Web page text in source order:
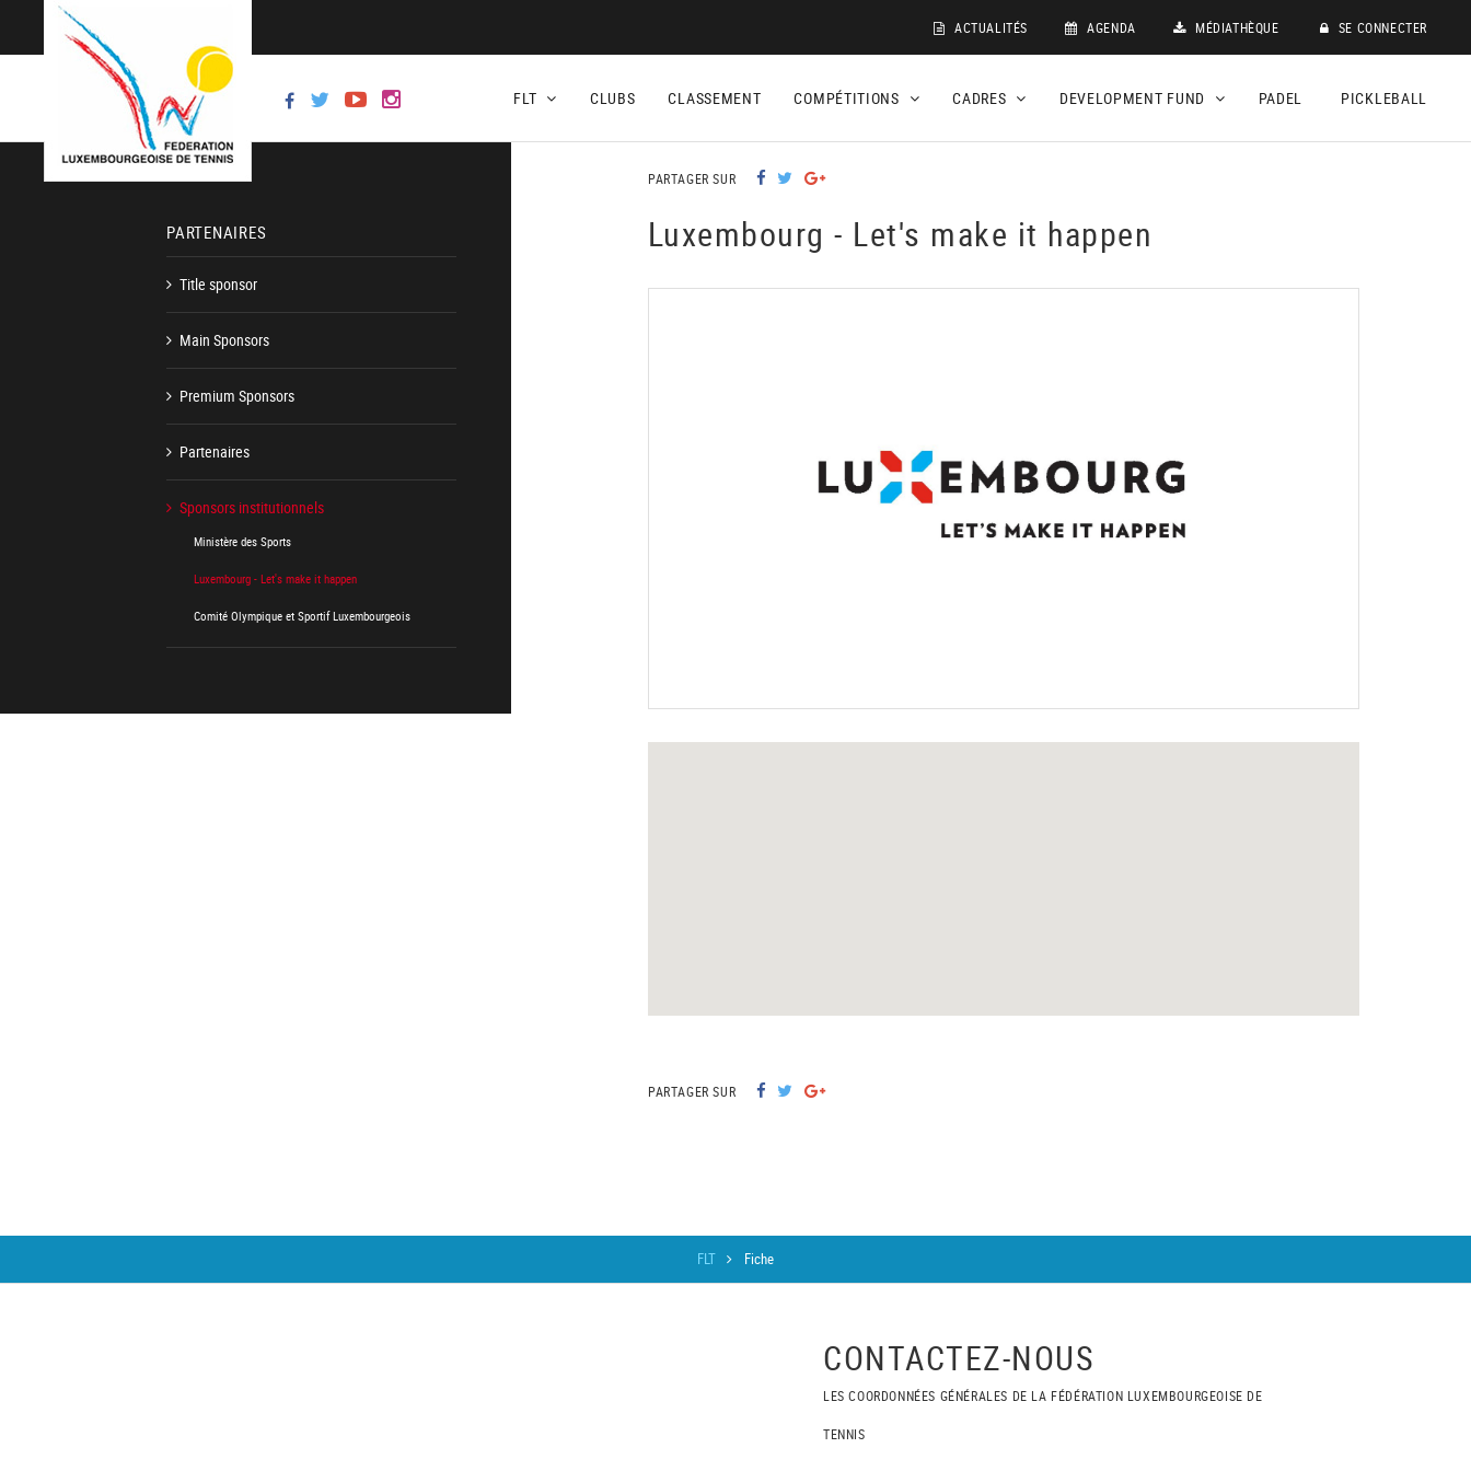
ACTUALITÉS AGENDA MÉDIATHÈQUE SE CONNECTER
FLT CLUBS CLASSEMENT COMPÉTITIONS CADRES DEVELOPMENT FUND PADEL PICKLEBALL
PARTENAIRES
Title sponsor
Main Sponsors
Premium Sponsors
Partenaires
Sponsors institutionnels
Ministère des Sports
Luxembourg - Let's make it happen
Comité Olympique et Sportif Luxembourgeois
PARTAGER SUR
Luxembourg - Let's make it happen
PARTAGER SUR
FLT Fiche
CONTACTEZ-NOUS
LES COORDONNÉES GÉNÉRALES DE LA FÉDÉRATION LUXEMBOURGEOISE DE
TENNIS